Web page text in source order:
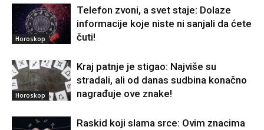
Horoskop
Telefon zvoni, a svet staje: Dolaze
informacije koje niste ni sanjali da ćete
čuti!
Horoskop
Kraj patnje je stigao: Najviše su
stradali, ali od danas sudbina konačno
nagrađuje ove znake!
Raskid koji slama srce: Ovim znacima